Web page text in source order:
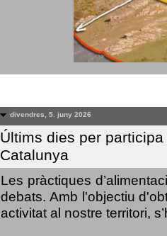
divendres, 5. juny 2026
Últims dies per
Catalunya
Les pràctiques
debats. Amb l'objectiu
activitat al nostre territori,